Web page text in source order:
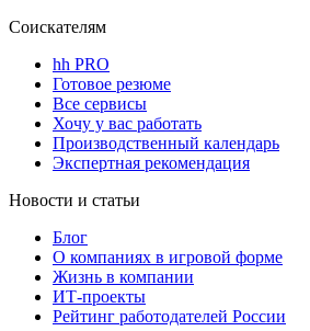
Соискателям
hh PRO
Готовое резюме
Все сервисы
Хочу у вас работать
Производственный календарь
Экспертная рекомендация
Новости и статьи
Блог
О компаниях в игровой форме
Жизнь в компании
ИТ-проекты
Рейтинг работодателей России